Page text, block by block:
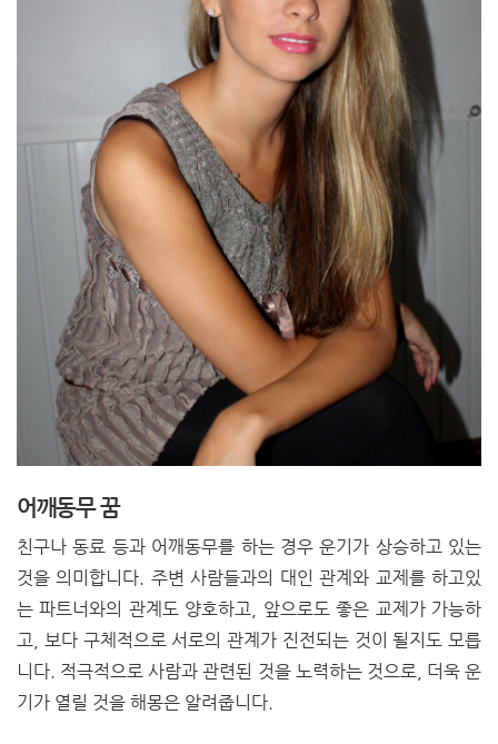
어깨동무 꿈
친구나 동료 등과 어깨동무를 하는 경우 운기가 상승하고 있는
것을 의미합니다. 주변 사람들과의 대인 관계와 교제를 하고있
는 파트너와의 관계도 양호하고, 앞으로도 좋은 교제가 가능하
고, 보다 구체적으로 서로의 관계가 진전되는 것이 될지도 모릅
니다. 적극적으로 사람과 관련된 것을 노력하는 것으로, 더욱 운
기가 열릴 것을 해몽은 알려줍니다.